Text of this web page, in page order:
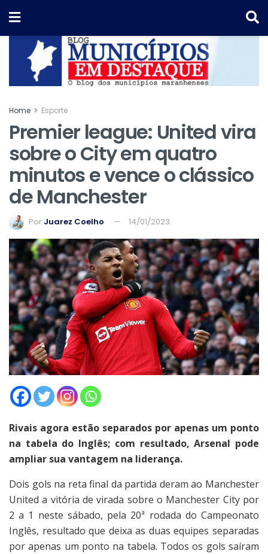
Home Esporte
Premier league: United vira
sobre o City em quatro
minutos e vence o clássico
de Manchester
Por Juarez Coelho 14/01/2023
Rivais agora estão separados por apenas um ponto
na tabela do Inglês; com resultado, Arsenal pode
ampliar sua vantagem na liderança.
Dois gols na reta final da partida deram ao Manchester
United a vitória de virada sobre o Manchester City por
2 a 1 neste sábado, pela 20ª rodada do Campeonato
Inglês, resultado que deixa as duas equipes separadas
por apenas um ponto na tabela. Todos os gols saíram